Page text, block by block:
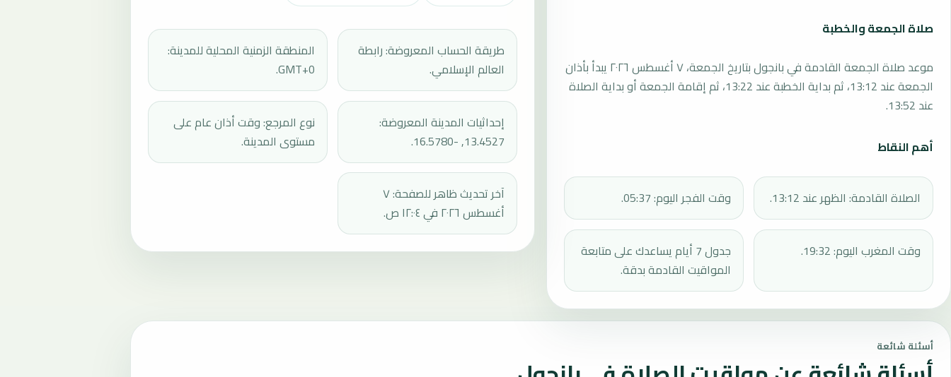
صلاة الجمعة والخطبة
موعد صلاة الجمعة القادمة في بانجول بتاريخ الجمعة، ٧ أغسطس ٢٠٢٦ يبدأ بأذان
الجمعة عند 13:12، ثم بداية الخطبة عند 13:22، ثم إقامة الجمعة أو بداية الصلاة
عند 13:52.
أهم النقاط
الصلاة القادمة: الظهر عند 13:12. وقت الفجر اليوم: 05:37.
وقت المغرب اليوم: 19:32.
جدول 7 أيام يساعدك على متابعة
المواقيت القادمة بدقة.
طريقة الحساب المعروضة: رابطة
العالم الإسلامي.
المنطقة الزمنية المحلية للمدينة:
GMT+0.
إحداثيات المدينة المعروضة:
13.4527, -16.5780.
نوع المرجع: وقت أذان عام على
مستوى المدينة.
آخر تحديث ظاهر للصفحة: ٧
أغسطس ٢٠٢٦ في ١٢:٠٤ ص.
أسئلة شائعة